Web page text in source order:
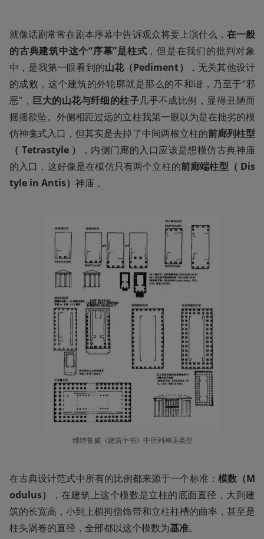
就像话剧常常在剧本序幕中告诉观众将要上演什么， 在一般
的古典建筑中这个“序幕”是柱式 ，但是在我们的批判对象
中，是我第一眼看到的山花（Pediment）
，无关其他设计
的成败，这个建筑的外轮廓就是那么的不和谐，乃至于“邪
恶”， 巨大的山花与纤细的柱子几乎不成比例，显得丑陋而
摇摇欲坠。外侧相距过远的立柱我第一眼以为是在拙劣的模
仿神龛式入口，但其实是去掉了中间两根立柱的前廊列柱型
（ Tetrastyle ）
，内侧门廊的入口应该是想模仿古典神庙
的入口，这好像是在模仿只有两个立柱的前廊端柱型（ Dis
tyle in Antis） 神庙 。
维特鲁威《建筑十书》中所列神庙类型
在古典设计范式中所有的比例都来源于一个标准： 模数（M
odulus）
，在建筑上这个模数是立柱的底面直径，大到建
筑的长宽高，小到上楣拇指饰带和立柱柱槽的曲率，甚至是
柱头涡卷的直径，全部都以这个模数为基准。